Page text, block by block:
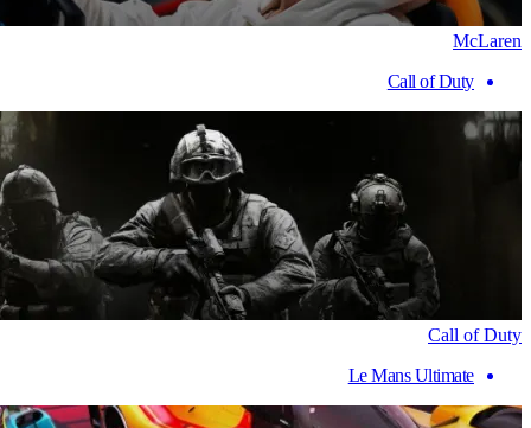
McLaren
Call of Duty
Call of Duty
Le Mans Ultimate